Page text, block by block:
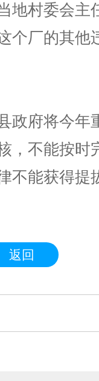
地村委会主
个厂的其他
府将今年
，不能按时
不能获得提
返回